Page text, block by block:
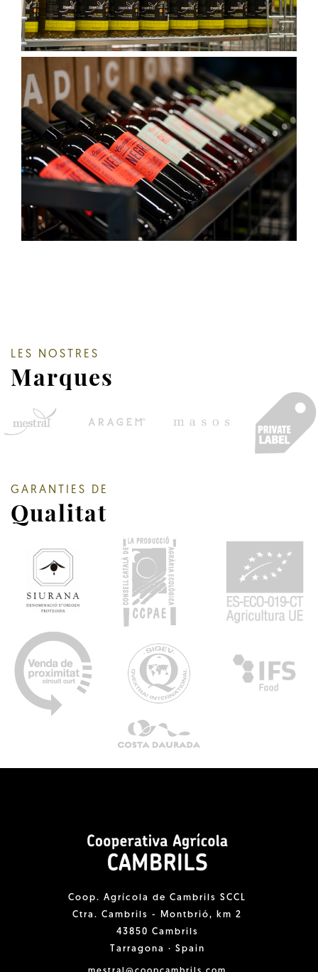
LES NOSTRES
Marques
GARANTIES DE
Qualitat
Coop. Agrícola de Cambrils SCCL
Ctra. Cambrils - Montbrió, km 2
43850 Cambrils
Tarragona · Spain